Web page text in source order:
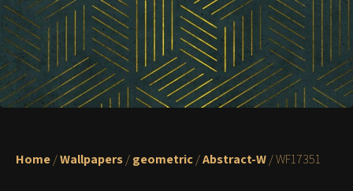
Home/Wallpapers/geometric/Abstract-W/ WF17351